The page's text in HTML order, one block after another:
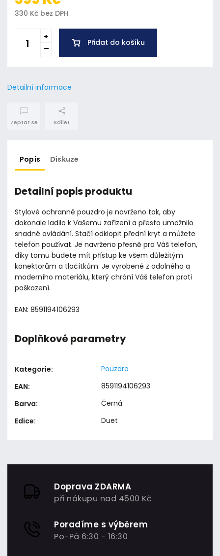
330 Kč bez DPH
Přidat do košíku
Detailní informace
Zeptat se Sdílet
Popis Diskuze
Detailní popis produktu
Stylové ochranné pouzdro je navrženo tak, aby
dokonale ladilo k Vašemu zařízení a přesto umožnilo
snadné ovládání. Stačí odklopit přední kryt a můžete
telefon používat. Je navrženo přesně pro Váš telefon,
díky tomu budete mít přístup ke všem důležitým
konektorům a tlačítkům. Je vyrobené z odolného a
moderního materiálu, který chrání Váš telefon proti
poškození.
EAN: 8591194106293
Doplňkové parametry
Kategorie:
Pouzdra
EAN:
8591194106293
Barva:
Černá
Edice: Duet
Doprava ZDARMA
při nákupu nad 4500 Kč
Poradíme s výběrem
Po-Pá 6:30 - 16:30